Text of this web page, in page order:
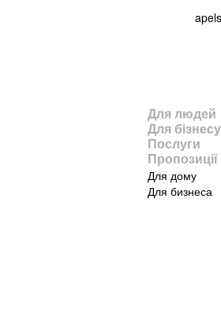
Для людей
Для бізнесу
Послуги
Пропозиції
Для дому
Для бизнеса